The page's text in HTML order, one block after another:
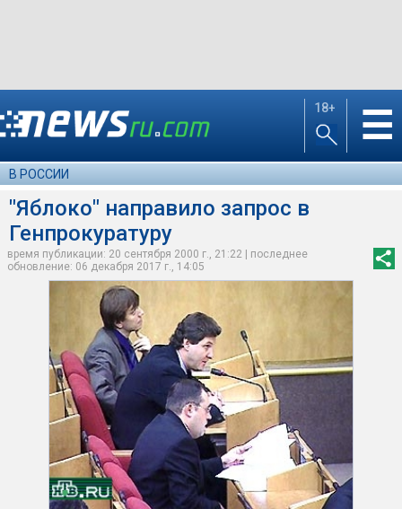
18+ ☰
В РОССИИ
"Яблоко" направило запрос в
Генпрокуратуру
время публикации: 20 сентября 2000 г., 21:22 | последнее
обновление: 06 декабря 2017 г., 14:05